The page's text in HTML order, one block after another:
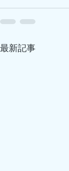
最新記事